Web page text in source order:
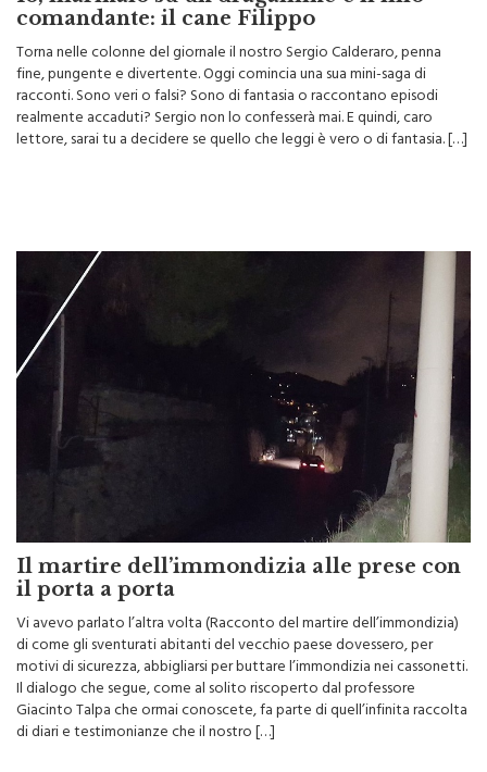
Io, marinaio su un dragamine e il mio
comandante: il cane Filippo
Torna nelle colonne del giornale il nostro Sergio Calderaro, penna
fine, pungente e divertente. Oggi comincia una sua mini-saga di
racconti. Sono veri o falsi? Sono di fantasia o raccontano episodi
realmente accaduti? Sergio non lo confesserà mai. E quindi, caro
Il martire dell’immondizia alle prese con
il porta a porta
Vi avevo parlato l’altra volta (Racconto del martire dell’immondizia)
di come gli sventurati abitanti del vecchio paese dovessero, per
motivi di sicurezza, abbigliarsi per buttare l’immondizia nei cassonetti.
Il dialogo che segue, come al solito riscoperto dal professore
Giacinto Talpa che ormai conoscete, fa parte di quell’infinita raccolta